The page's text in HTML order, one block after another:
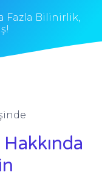
Fazla Bilinirlik,